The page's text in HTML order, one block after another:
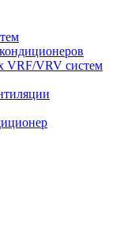
VRF/VRV систем